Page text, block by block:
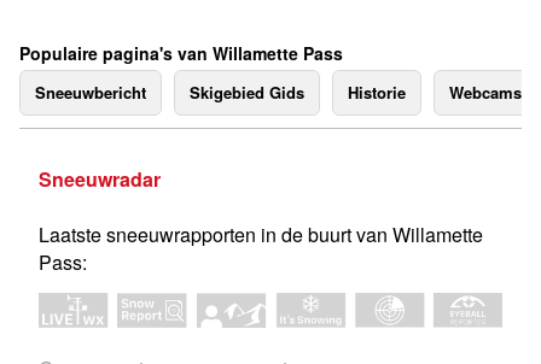
Populaire pagina's van Willamette Pass
Sneeuwbericht Skigebied Gids Historie Webcams
Sneeuwradar
Laatste sneeuwrapporten in de buurt van Willamette
Pass: